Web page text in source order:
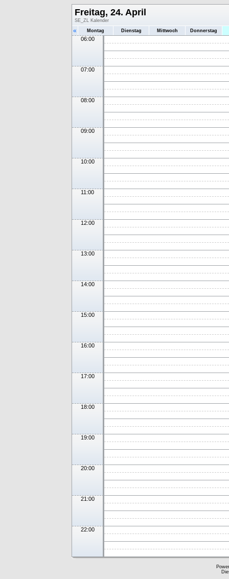
Freitag, 24. April
SE_ZL Kalender
« Montag Dienstag Mittwoch Donnerstag
06:00
07:00
08:00
09:00
10:00
11:00
12:00
13:00
14:00
15:00
16:00
17:00
18:00
19:00
20:00
21:00
22:00